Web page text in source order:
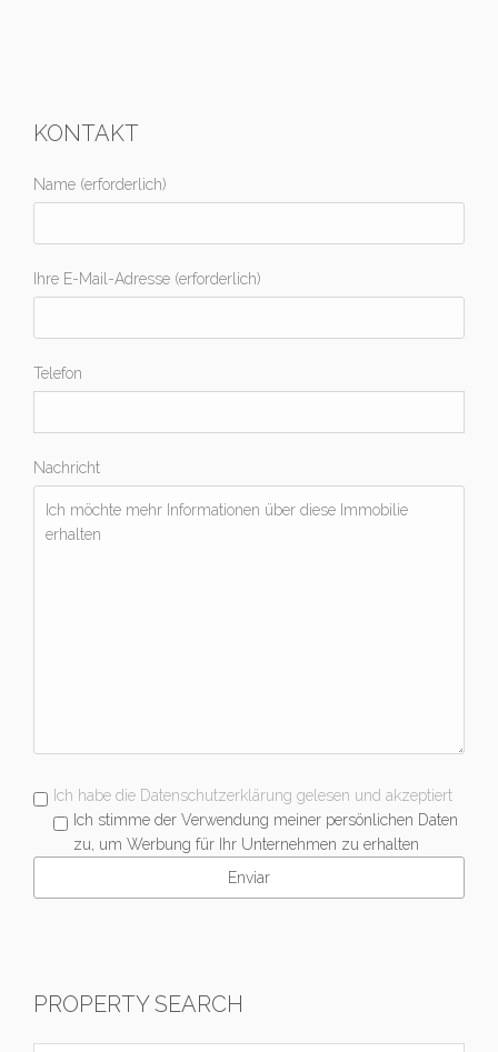
KONTAKT
Name (erforderlich)
Ihre E-Mail-Adresse (erforderlich)
Telefon
Nachricht
Ich habe die Datenschutzerklärung gelesen und akzeptiert
Ich stimme der Verwendung meiner persönlichen Daten
zu, um Werbung für Ihr Unternehmen zu erhalten
PROPERTY SEARCH